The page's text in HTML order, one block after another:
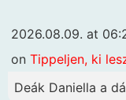
2026.08.09. at
on Tippeljen, ki
Deák Daniella a